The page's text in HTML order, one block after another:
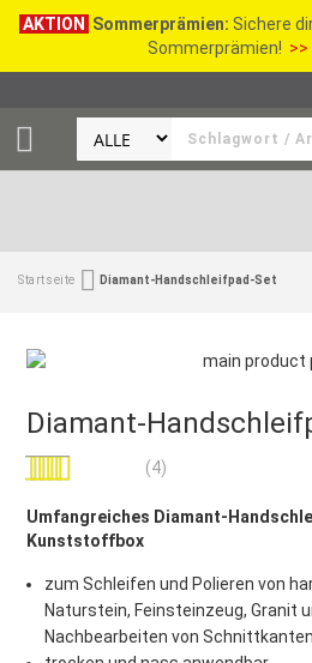
AKTION Sommerprämien: Sichere
Sommerprämien!
Startseite Diamant-Handschleifpad-Set
Diamant-
(4)
Umfangreiches Diamant-
Kunststoffbox
zum Schleifen und Polieren von
Naturstein, Feinsteinzeug, Granit
Nachbearbeiten von Schnittkanten